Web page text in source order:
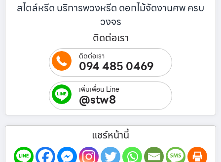
สไตล์หรีด บริการพวงหรีด ดอกไม้จัดงานศพ ครบ
วงจร
ติดต่อเรา
ติดต่อเรา
094 485 0469
เพิ่มเพื่อน Line
@stw8
แชร์หน้านี้